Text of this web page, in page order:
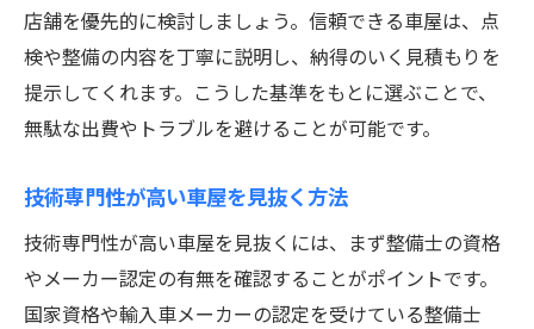
店舗を優先的に検討しましょう。信頼できる車屋は、点
検や整備の内容を丁寧に説明し、納得のいく見積もりを
提示してくれます。こうした基準をもとに選ぶことで、
無駄な出費やトラブルを避けることが可能です。
技術専門性が高い車屋を見抜く方法
技術専門性が高い車屋を見抜くには、まず整備士の資格
やメーカー認定の有無を確認することがポイントです。
国家資格や輸入車メーカーの認定を受けている整備士